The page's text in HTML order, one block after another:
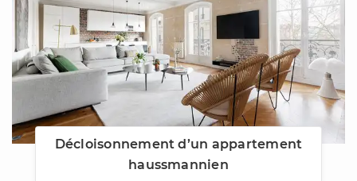
Décloisonnement d’un appartement
haussmannien